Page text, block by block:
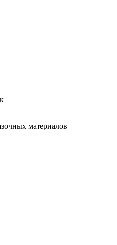
материалов